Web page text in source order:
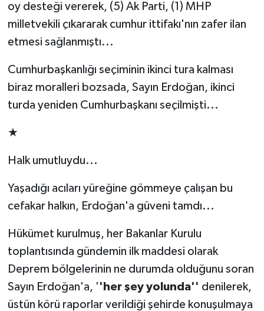
oy desteği vererek, (5) Ak Parti, (1) MHP
milletvekili çıkararak cumhur ittifakı'nın zafer ilan
etmesi sağlanmıştı...
Cumhurbaşkanlığı seçiminin ikinci tura kalması
biraz moralleri bozsada, Sayın Erdoğan, ikinci
turda yeniden Cumhurbaşkanı seçilmişti...
★
Halk umutluydu...
Yaşadığı acıları yüreğine gömmeye çalışan bu
cefakar halkın, Erdoğan'a güveni tamdı...
Hükümet kurulmuş, her Bakanlar Kurulu
toplantısında gündemin ilk maddesi olarak
Deprem bölgelerinin ne durumda olduğunu soran
Sayın Erdoğan'a, ' 'her şey yolunda'' denilerek,
üstün körü raporlar verildiği şehirde konuşulmaya